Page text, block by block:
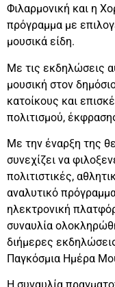
Φιλαρμονική και η
πρόγραμμα με
μουσικά είδη.
Με τις εκδηλώσεις
μουσική στον
κατοίκους και
πολιτισμού,
Με την έναρξη της
συνεχίζει να
πολιτιστικές,
αναλυτικό
ηλεκτρονική
συναυλία
διήμερες
Παγκόσμια Ημέρα